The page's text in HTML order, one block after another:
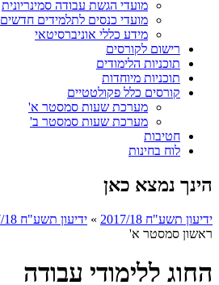
מועדי הגשת עבודה סמינריונית
מועדי כנסים לתלמידים חדשים
מידע כללי אוניברסיטאי
רישום לקורסים
תוכניות הלימודים
תוכניות מיוחדות
קורסים כלל פקולטטיים
מערכת שעות סמסטר א'
מערכת שעות סמסטר ב'
חטיבות
לוח בחינות
הינך נמצא כאן
ידיעון תשע"ח 2017/18 » ידיעון תשע"ח 2017/18
ראשון סמסטר א'
החוג ללימודי עבודה